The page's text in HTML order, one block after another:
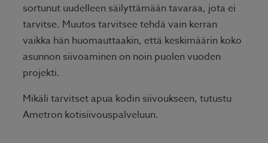
sortunut uudelleen säilyttämään tavaraa, jota ei
tarvitse. Muutos tarvitsee tehdä vain kerran
vaikka hän huomauttaakin, että keskimäärin koko
asunnon siivoaminen on noin puolen vuoden
projekti.
Mikäli tarvitset apua kodin siivoukseen, tutustu
Ametron kotisiivouspalveluun.